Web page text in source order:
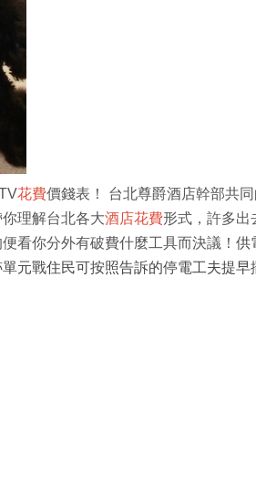
花費價錢表！ 台北尊爵酒店幹部共
你理解台北各大酒店花費形式，許多出
看你分外有破費什麼工具而決議！ 供
元戰住民可按照告訴的停電工夫提早